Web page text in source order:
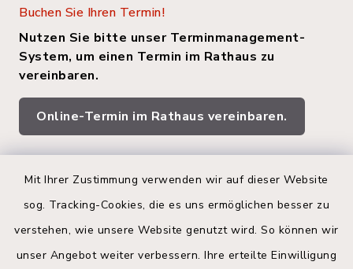
Mit Ihrer Zustimmung verwenden wir auf dieser Website
sog. Tracking-Cookies, die es uns ermöglichen besser zu
verstehen, wie unsere Website genutzt wird. So können wir
unser Angebot weiter verbessern. Ihre erteilte Einwilligung
Buchen Sie Ihren Termin!
Nutzen Sie bitte unser Terminmanagement-
System, um einen Termin im Rathaus zu
vereinbaren.
Online-Termin im Rathaus vereinbaren.
Quicklinks
Land Schleswig-Holstein